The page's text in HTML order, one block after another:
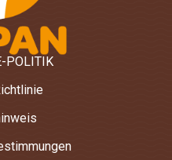
POLITIK